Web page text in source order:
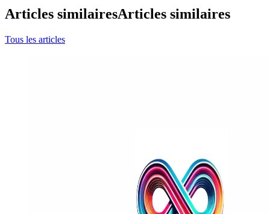
Articles similairesArticles similaires
Tous les articles